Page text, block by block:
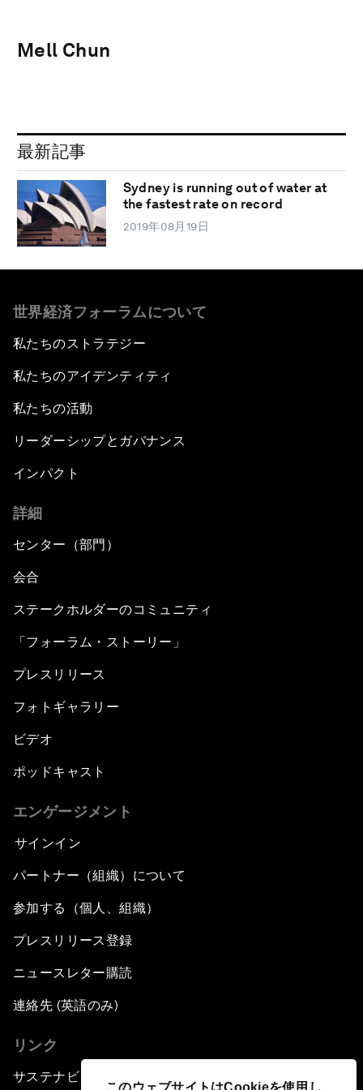
このウェブサイトはCookieを使用し
Mell Chun
最新記事
Sydney is running out of water at
the fastest rate on record
2019年08月19日
世界経済フォーラムについて
私たちのストラテジー
私たちのアイデンティティ
私たちの活動
リーダーシップとガバナンス
インパクト
詳細
センター（部門）
会合
ステークホルダーのコミュニティ
「フォーラム・ストーリー」
プレスリリース
フォトギャラリー
ビデオ
ポッドキャスト
エンゲージメント
サインイン
パートナー（組織）について
参加する（個人、組織）
プレスリリース登録
ニュースレター購読
連絡先 (英語のみ)
リンク
サステナビリティへの取り組み